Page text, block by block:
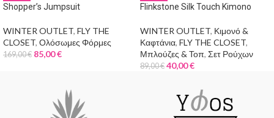
Shopper’s Jumpsuit
WINTER OUTLET, FLY THE
CLOSET, Ολόσωμες Φόρμες
169,00€ 85,00€
Flinkstone Silk Touch Kimono
WINTER OUTLET, Κιμονό &
Καφτάνια, FLY THE CLOSET,
Μπλούζες & Τοπ, Σετ Ρούχων
89,00€ 40,00€